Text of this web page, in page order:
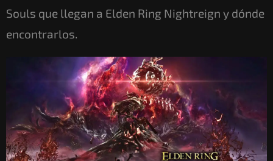
Souls que llegan a Elden Ring Nightreign y dónde
encontrarlos.